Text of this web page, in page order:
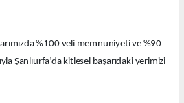
%100 veli memnuniyeti ve %90
Şanlıurfa’da kitlesel başarıdaki yerimizi